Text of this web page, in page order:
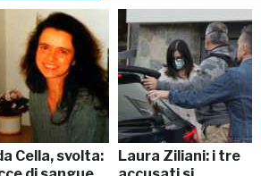
Cella, svolta:
Laura Ziliani: i tre